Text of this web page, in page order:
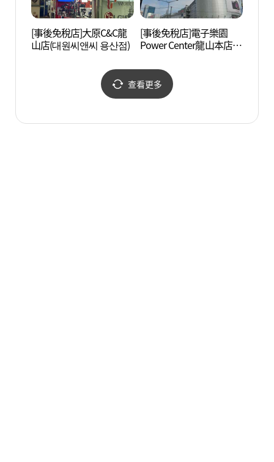
[事後免稅店]大原C&C龍
山店(대원씨앤씨 용산점)
[事後免稅店]電子樂園
Power Center龍山本店
본점)
查看更多